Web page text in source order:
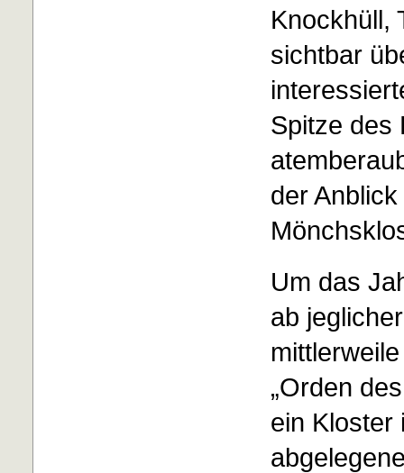
Knockhüll,
sichtbar
Spitze des
der
Um das
ab
„Orden
ein Kloster